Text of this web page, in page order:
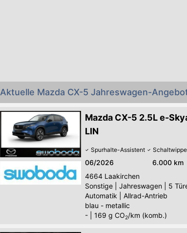
Aktuelle Mazda CX-5 Jahreswagen-
Mazda CX-5 2.5L e-
LIN
Spurhalte-Assistent
06/2026 6.000 km
4664 Laakirchen
Sonstige
Jahreswagen
5
Automatik
Allrad-Antrieb
blau - metallic
-
169 g CO2/km (komb.)